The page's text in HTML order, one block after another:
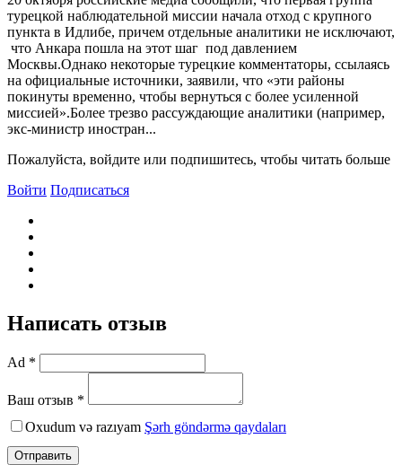
турецкой наблюдательной миссии начала отход с крупного
пункта в Идлибе, причем отдельные аналитики не исключают,
что Анкара пошла на этот шаг под давлением
Москвы.Однако некоторые турецкие комментаторы, ссылаясь
на официальные источники, заявили, что «эти районы
покинуты временно, чтобы вернуться с более усиленной
миссией».Более трезво рассуждающие аналитики (например,
экс-министр иностран...
Пожалуйста, войдите или подпишитесь, чтобы читать больше
Войти Подписаться
Написать отзыв
Ad *
Ваш отзыв *
Oxudum və razıyam Şərh göndərmə qaydaları
Отправить